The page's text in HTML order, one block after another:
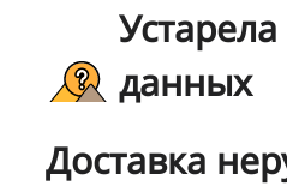
данных
Доставка